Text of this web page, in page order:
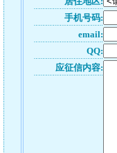
手机号码:
email:
QQ:
应征信内容: